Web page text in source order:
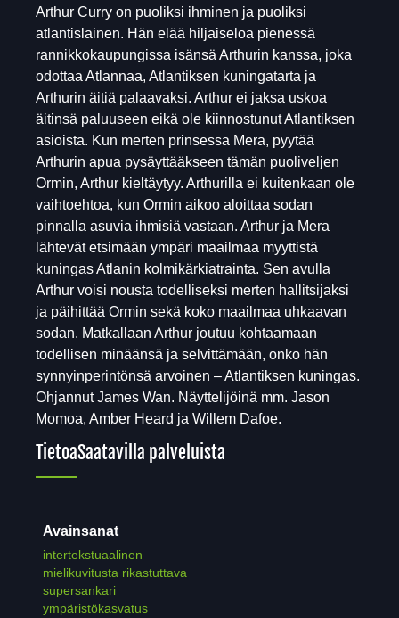
Arthur Curry on puoliksi ihminen ja puoliksi
atlantislainen. Hän elää hiljaiseloa pienessä
rannikkokaupungissa isänsä Arthurin kanssa, joka
odottaa Atlannaa, Atlantiksen kuningatarta ja
Arthurin äitiä palaavaksi. Arthur ei jaksa uskoa
äitinsä paluuseen eikä ole kiinnostunut Atlantiksen
asioista. Kun merten prinsessa Mera, pyytää
Arthurin apua pysäyttääkseen tämän puoliveljen
Ormin, Arthur kieltäytyy. Arthurilla ei kuitenkaan ole
vaihtoehtoa, kun Ormin aikoo aloittaa sodan
pinnalla asuvia ihmisiä vastaan. Arthur ja Mera
lähtevät etsimään ympäri maailmaa myyttistä
kuningas Atlanin kolmikärkiatrainta. Sen avulla
Arthur voisi nousta todelliseksi merten hallitsijaksi
ja päihittää Ormin sekä koko maailmaa uhkaavan
sodan. Matkallaan Arthur joutuu kohtaamaan
todellisen minäänsä ja selvittämään, onko hän
synnyinperintönsä arvoinen – Atlantiksen kuningas.
Ohjannut James Wan. Näyttelijöinä mm. Jason
Momoa, Amber Heard ja Willem Dafoe.
TietoaSaatavilla palveluista
Avainsanat
intertekstuaalinen
mielikuvitusta rikastuttava
supersankari
ympäristökasvatus